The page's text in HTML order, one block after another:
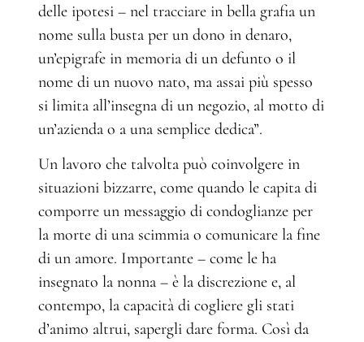
delle ipotesi – nel tracciare in bella grafia un
nome sulla busta per un dono in denaro,
un’epigrafe in memoria di un defunto o il
nome di un nuovo nato, ma assai più spesso
si limita all’insegna di un negozio, al motto di
un’azienda o a una semplice dedica”.
Un lavoro che talvolta può coinvolgere in
situazioni bizzarre, come quando le capita di
comporre un messaggio di condoglianze per
la morte di una scimmia o comunicare la fine
di un amore. Importante – come le ha
insegnato la nonna – è la discrezione e, al
contempo, la capacità di cogliere gli stati
d’animo altrui, sapergli dare forma. Così da